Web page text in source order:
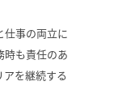
仕事の両立に
時も責任のあ
を継続する